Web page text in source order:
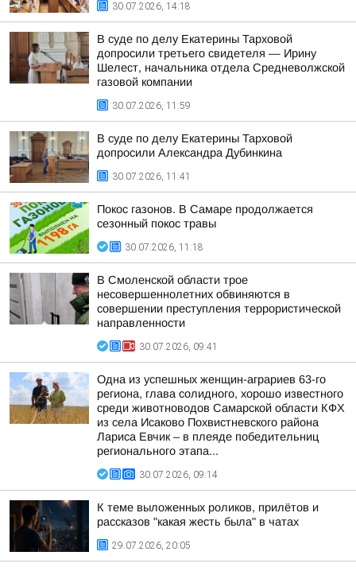
30.07.2026, 14:18
В суде по делу Екатерины Тарховой
допросили третьего свидетеля — Ирину
Шелест, начальника отдела Средневолжской
газовой компании
30.07.2026, 11:59
В суде по делу Екатерины Тарховой
допросили Александра Дубинкина
30.07.2026, 11:41
Покос газонов. В Самаре продолжается
сезонный покос травы
30.07.2026, 11:18
В Смоленской области трое
несовершеннолетних обвиняются в
совершении преступления террористической
направленности
30.07.2026, 09:41
Одна из успешных женщин-аграриев 63-го
региона, глава солидного, хорошо известного
среди животноводов Самарской области КФХ
из села Исаково Похвистневского района
Лариса Евчик – в плеяде победительниц
регионального этапа...
30.07.2026, 09:14
К теме выложенных роликов, прилётов и
рассказов "какая жесть была" в чатах
29.07.2026, 20:05